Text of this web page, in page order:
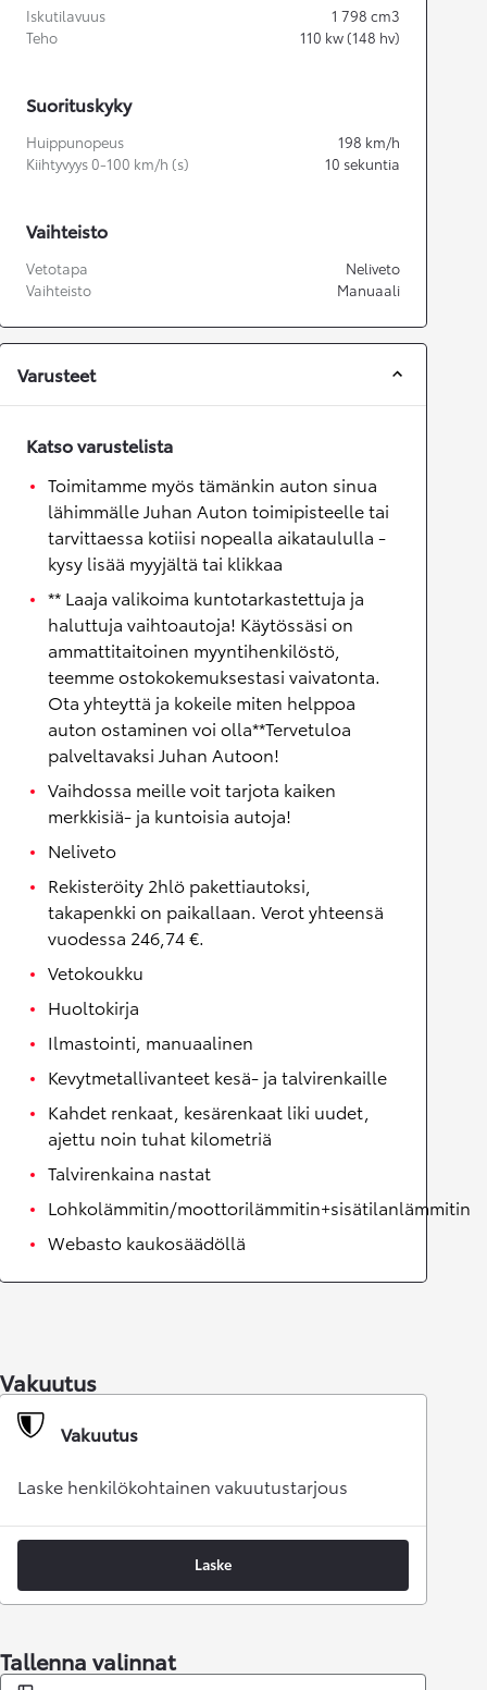
Iskutilavuus 1 798 cm3
Teho
110 kw (148 hv)
Suorituskyky
Huippunopeus 198 km/h
Kiihtyvyys 0-100 km/h (s)
10 sekuntia
Vaihteisto
Vetotapa
Neliveto
Vaihteisto
Manuaali
Varusteet
Katso varustelista
Toimitamme myös tämänkin auton sinua
lähimmälle Juhan Auton toimipisteelle tai
tarvittaessa kotiisi nopealla aikataululla -
kysy lisää myyjältä tai klikkaa
** Laaja valikoima kuntotarkastettuja ja
haluttuja vaihtoautoja! Käytössäsi on
ammattitaitoinen myyntihenkilöstö,
teemme ostokokemuksestasi vaivatonta.
Ota yhteyttä ja kokeile miten helppoa
auton ostaminen voi olla**Tervetuloa
palveltavaksi Juhan Autoon!
Vaihdossa meille voit tarjota kaiken
merkkisiä- ja kuntoisia autoja!
Neliveto
Rekisteröity 2hlö pakettiautoksi,
takapenkki on paikallaan. Verot yhteensä
vuodessa 246,74 €.
Vetokoukku
Huoltokirja
Ilmastointi, manuaalinen
Kevytmetallivanteet kesä- ja talvirenkaille
Kahdet renkaat, kesärenkaat liki uudet,
ajettu noin tuhat kilometriä
Talvirenkaina nastat
Lohkolämmitin/moottorilämmitin+sisätilanlämmitin
Webasto kaukosäädöllä
Vakuutus
Vakuutus
Laske henkilökohtainen vakuutustarjous
Laske
Tallenna valinnat